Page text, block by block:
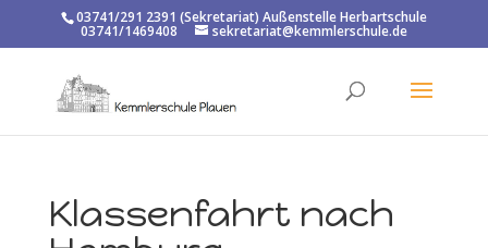
03741/291 2391 (Sekretariat) Außenstelle Herbartschule
03741/1469408 sekretariat@kemmlerschule.de
Klassenfahrt nach